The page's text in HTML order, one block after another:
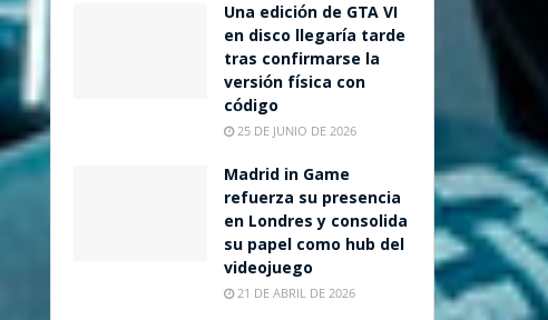
Una edición de GTA VI
en disco llegaría tarde
tras confirmarse la
versión física con
código
25 DE JUNIO DE 2026
Madrid in Game
refuerza su presencia
en Londres y consolida
su papel como hub del
videojuego
21 DE ABRIL DE 2026